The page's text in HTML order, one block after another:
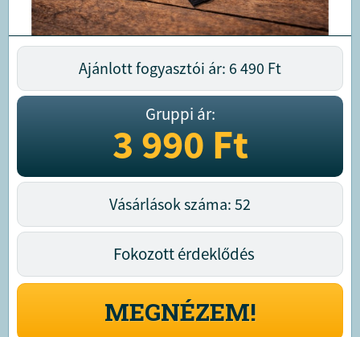
Ajánlott fogyasztói ár: 6 490 Ft
Gruppi ár:
3 990Ft
Vásárlások száma: 52
Fokozott érdeklődés
MEGNÉZEM!